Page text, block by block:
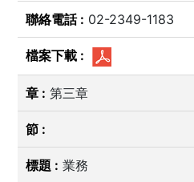
02-2349-1183
第三章
業務